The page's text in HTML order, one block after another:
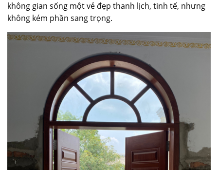
không gian sống một vẻ đẹp thanh lịch, tinh tế, nhưng
không kém phần sang trọng.